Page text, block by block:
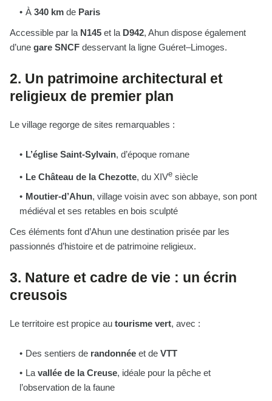
À 340 km de Paris
Accessible par la N145 et la D942, Ahun dispose également
d’une gare SNCF desservant la ligne Guéret–Limoges.
2. Un patrimoine architectural et
religieux de premier plan
Le village regorge de sites remarquables :
L’église Saint-Sylvain, d’époque romane
Le Château de la Chezotte, du XIVe siècle
Moutier-d’Ahun, village voisin avec son abbaye, son pont
médiéval et ses retables en bois sculpté
Ces éléments font d’Ahun une destination prisée par les
passionnés d’histoire et de patrimoine religieux.
3. Nature et cadre de vie : un écrin
creusois
Le territoire est propice au tourisme vert, avec :
Des sentiers de randonnée et de VTT
La vallée de la Creuse, idéale pour la pêche et
l’observation de la faune